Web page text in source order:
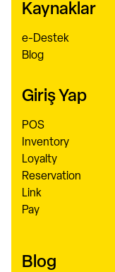
Kaynaklar
e-Destek
Blog
Giriş Yap
POS
Inventory
Loyalty
Reservation
Link
Pay
Blog